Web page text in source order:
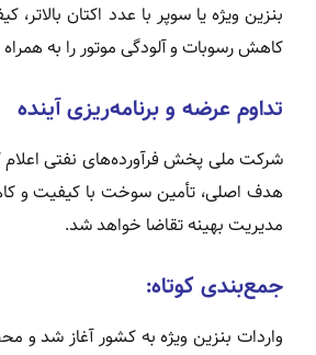
بنزین ویژه یا سوپر با عدد اکتان
کاهش رسوبات و آلودگی موتور را به همراه داشته
تداوم عرضه و برنامه‌ریزی آینده
شرکت ملی پخش فرآورده‌های نفتی اعلام
هدف اصلی، تأمین سوخت با کیفیت و
مدیریت بهینه تقاضا خواهد شد.
جمع‌بندی کوتاه: